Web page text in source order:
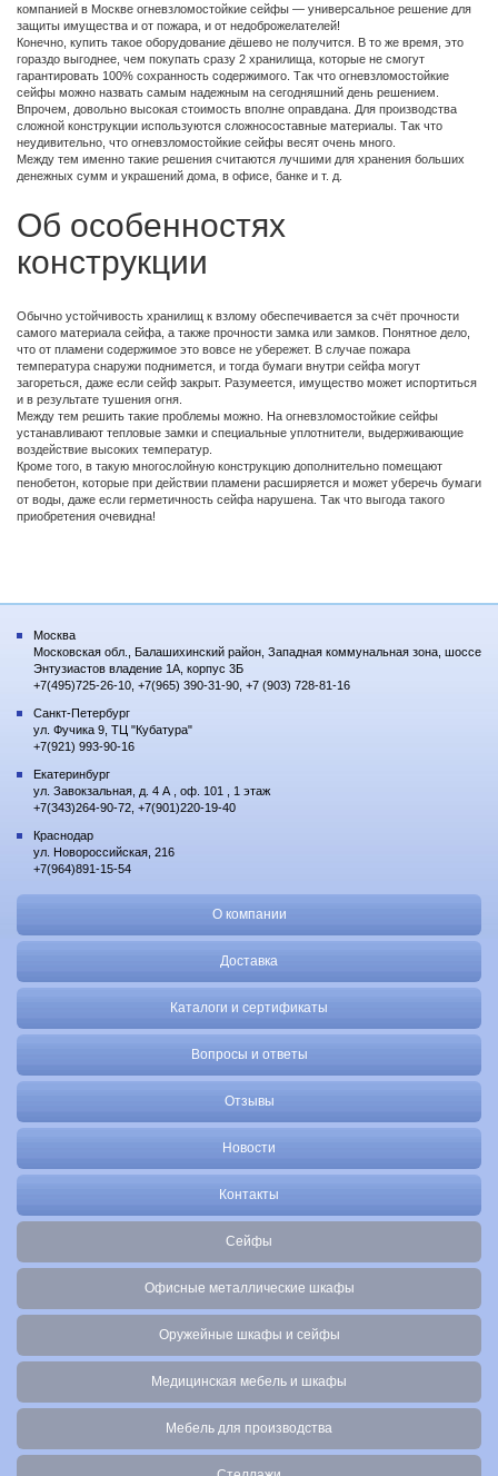
компанией в Москве огневзломостойкие сейфы — универсальное решение для
защиты имущества и от пожара, и от недоброжелателей!
Конечно, купить такое оборудование дёшево не получится. В то же время, это
гораздо выгоднее, чем покупать сразу 2 хранилища, которые не смогут
гарантировать 100% сохранность содержимого. Так что огневзломостойкие
сейфы можно назвать самым надежным на сегодняшний день решением.
Впрочем, довольно высокая стоимость вполне оправдана. Для производства
сложной конструкции используются сложносоставные материалы. Так что
неудивительно, что огневзломостойкие сейфы весят очень много.
Между тем именно такие решения считаются лучшими для хранения больших
денежных сумм и украшений дома, в офисе, банке и т. д.
Об особенностях
конструкции
Обычно устойчивость хранилищ к взлому обеспечивается за счёт прочности
самого материала сейфа, а также прочности замка или замков. Понятное дело,
что от пламени содержимое это вовсе не убережет. В случае пожара
температура снаружи поднимется, и тогда бумаги внутри сейфа могут
загореться, даже если сейф закрыт. Разумеется, имущество может испортиться
и в результате тушения огня.
Между тем решить такие проблемы можно. На огневзломостойкие сейфы
устанавливают тепловые замки и специальные уплотнители, выдерживающие
воздействие высоких температур.
Кроме того, в такую многослойную конструкцию дополнительно помещают
пенобетон, которые при действии пламени расширяется и может уберечь бумаги
от воды, даже если герметичность сейфа нарушена. Так что выгода такого
приобретения очевидна!
Москва
Московская обл., Балашихинский район, Западная коммунальная зона, шоссе
Энтузиастов владение 1А, корпус 3Б
+7(495)725-26-10, +7(965) 390-31-90, +7 (903) 728-81-16
Санкт-Петербург
ул. Фучика 9, ТЦ "Кубатура"
+7(921) 993-90-16
Екатеринбург
ул. Завокзальная, д. 4 А , оф. 101 , 1 этаж
+7(343)264-90-72, +7(901)220-19-40
Краснодар
ул. Новороссийская, 216
+7(964)891-15-54
О компании
Доставка
Каталоги и сертификаты
Вопросы и ответы
Отзывы
Новости
Контакты
Сейфы
Офисные металлические шкафы
Оружейные шкафы и сейфы
Медицинская мебель и шкафы
Мебель для производства